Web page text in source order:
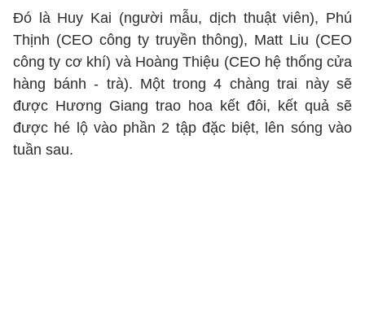
Đó là Huy Kai (người mẫu, dịch thuật viên), Phú
Thịnh (CEO công ty truyền thông), Matt Liu (CEO
công ty cơ khí) và Hoàng Thiệu (CEO hệ thống cửa
hàng bánh - trà). Một trong 4 chàng trai này sẽ
được Hương Giang trao hoa kết đôi, kết quả sẽ
được hé lộ vào phần 2 tập đặc biệt, lên sóng vào
tuần sau.